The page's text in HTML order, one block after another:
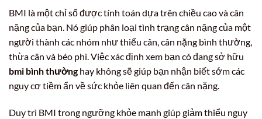
BMI là một chỉ số được tính toán dựa trên chiều cao và cân
nặng của bạn. Nó giúp phân loại tình trạng cân nặng của một
người thành các nhóm như thiếu cân, cân nặng bình thường,
thừa cân và béo phì. Việc xác định xem bạn có đang sở hữu
bmi bình thườnghay không sẽ giúp bạn nhận biết sớm các
nguy cơ tiềm ẩn về sức khỏe liên quan đến cân nặng.
Duy trì BMI trong ngưỡng khỏe mạnh giúp giảm thiểu nguy